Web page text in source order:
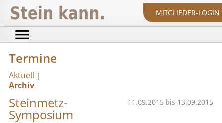
MITGLIEDER-LOGIN
Termine
Aktuell |
Archiv
11.09.2015 bis 13.09.2015
Steinmetz-
Symposium